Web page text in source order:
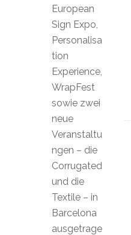
European
Sign Expo,
Personalisa
tion
Experience,
WrapFest
sowie zwei
neue
Veranstaltu
ngen – die
Corrugated
und die
Textile – in
Barcelona
ausgetrage